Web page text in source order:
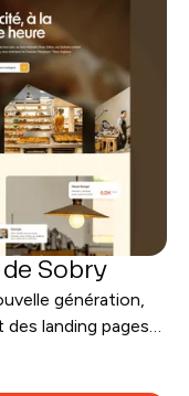
Sobry
génération,
landing pages
reverse proxy.